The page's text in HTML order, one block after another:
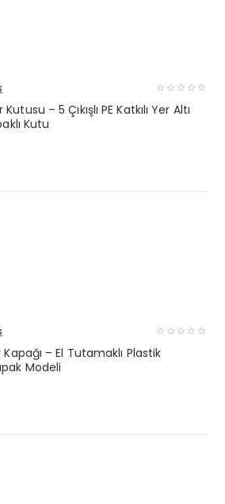
– 5 Çıkışlı PE Katkılı Yer Altı
Kutu
– El Tutamaklı Plastik
Modeli